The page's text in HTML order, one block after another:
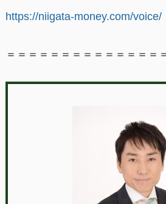
https://niigata-money.com/voice/
＝＝＝＝＝＝＝＝＝＝＝＝＝＝